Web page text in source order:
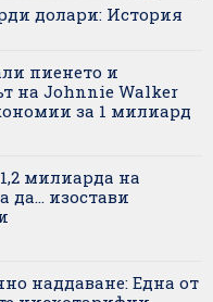
долари: История
пиенето и
на Johnnie Walker
за 1 милиард
милиарда на
да... изостави
наддаване: Една от